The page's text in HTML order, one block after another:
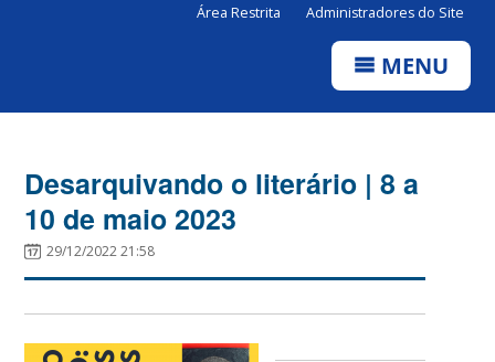
Área Restrita Administradores do Site
MENU
Desarquivando o literário | 8 a
10 de maio 2023
29/12/2022 21:58